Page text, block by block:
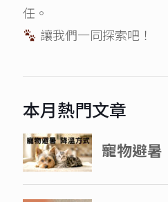
任。
讓我們一同探索吧！
本月熱門文章